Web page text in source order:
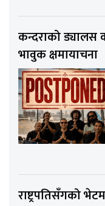
कन्दराको ड्यालस
भावुक क्षमायाचना
राष्ट्रपतिसँगको